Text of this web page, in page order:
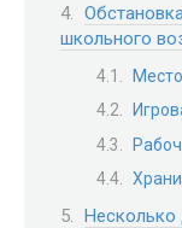
школьного
Несколько